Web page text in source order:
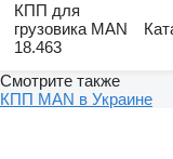
КПП для
грузовика MAN
18.463
Смотрите также
КПП MAN в Украине